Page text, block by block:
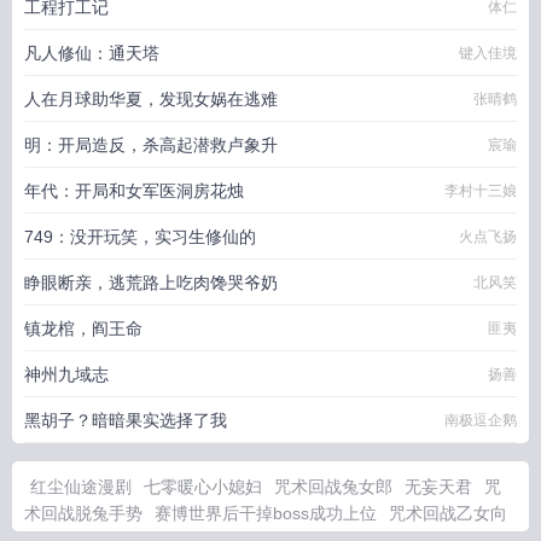
工程打工记 体仁
凡人修仙：通天塔 键入佳境
人在月球助华夏，发现女娲在逃难 张晴鹤
明：开局造反，杀高起潜救卢象升 宸瑜
年代：开局和女军医洞房花烛 李村十三娘
749：没开玩笑，实习生修仙的 火点飞扬
睁眼断亲，逃荒路上吃肉馋哭爷奶 北风笑
镇龙棺，阎王命 匪夷
神州九域志 扬善
黑胡子？暗暗果实选择了我 南极逗企鹅
红尘仙途漫剧 七零暖心小媳妇 咒术回战兔女郎 无妄天君
咒
术回战脱兔手势
赛博世界后干掉boss成功上位
咒术回战乙女向